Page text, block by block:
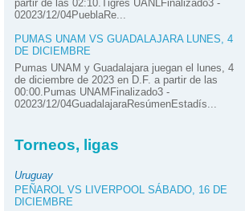
partir de las 02:10.Tigres UANLFinalizado3 -
02023/12/04PueblaRe...
PUMAS UNAM VS GUADALAJARA LUNES, 4
DE DICIEMBRE
Pumas UNAM y Guadalajara juegan el lunes, 4
de diciembre de 2023 en D.F. a partir de las
00:00.Pumas UNAMFinalizado3 -
02023/12/04GuadalajaraResúmenEstadís...
Torneos, ligas
Uruguay
PEÑAROL VS LIVERPOOL SÁBADO, 16 DE
DICIEMBRE